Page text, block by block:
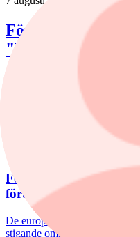
Förvaltaren efter
"Fortsatt stor
Rapportvinnarna Mips och
förvaltaren Erik Bertilsson
Försvarsbolag
Försvarsförvaltarna
förutsättningar”
De europeiska
stigande omsättning och